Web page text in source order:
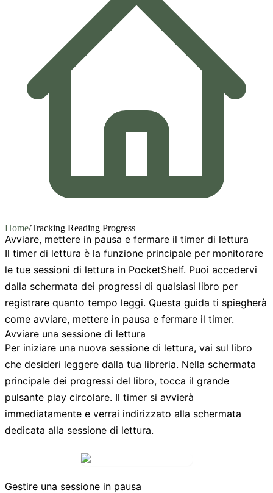
Home/Tracking Reading Progress
Avviare, mettere in pausa e fermare il timer di lettura
Il timer di lettura è la funzione principale per monitorare
le tue sessioni di lettura in PocketShelf. Puoi accedervi
dalla schermata dei progressi di qualsiasi libro per
registrare quanto tempo leggi. Questa guida ti spiegherà
come avviare, mettere in pausa e fermare il timer.
Avviare una sessione di lettura
Per iniziare una nuova sessione di lettura, vai sul libro
che desideri leggere dalla tua libreria. Nella schermata
principale dei progressi del libro, tocca il grande
pulsante play circolare. Il timer si avvierà
immediatamente e verrai indirizzato alla schermata
dedicata alla sessione di lettura.
Gestire una sessione in pausa